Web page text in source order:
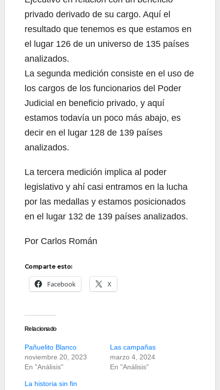
privado derivado de su cargo. Aquí el
resultado que tenemos es que estamos en
el lugar 126 de un universo de 135 países
analizados.
La segunda medición consiste en el uso de
los cargos de los funcionarios del Poder
Judicial en beneficio privado, y aquí
estamos todavía un poco más abajo, es
decir en el lugar 128 de 139 países
analizados.
La tercera medición implica al poder
legislativo y ahí casi entramos en la lucha
por las medallas y estamos posicionados
en el lugar 132 de 139 países analizados.
Por Carlos Román
Comparte esto:
Facebook X
Relacionado
Pañuelito Blanco
noviembre 20, 2023
En "Análisis"
Las campañas
marzo 4, 2024
En "Análisis"
La historia sin fin